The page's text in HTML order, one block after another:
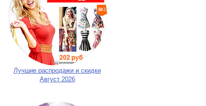
Лучшие распродажи и скидки
Август 2026